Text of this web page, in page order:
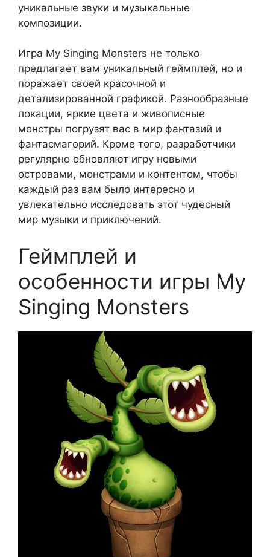
уникальные звуки и музыкальные
композиции.
Игра My Singing Monsters не только
предлагает вам уникальный геймплей, но и
поражает своей красочной и
детализированной графикой. Разнообразные
локации, яркие цвета и живописные
монстры погрузят вас в мир фантазий и
фантасмагорий. Кроме того, разработчики
регулярно обновляют игру новыми
островами, монстрами и контентом, чтобы
каждый раз вам было интересно и
увлекательно исследовать этот чудесный
мир музыки и приключений.
Геймплей и
особенности игры My
Singing Monsters